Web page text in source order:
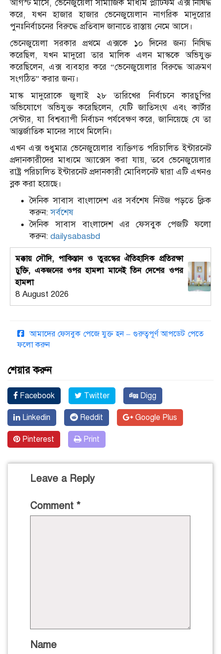
আগস্ট মাসে, ভেনেজুয়েলা সামাজিক মাধ্যম প্ল্যাটফর্ম এক্স নিষিদ্ধ
করে, যখন হাজার হাজার ভেনেজুয়েলান নাগরিক মাদুরোর
পুনঃনির্বাচনের বিরুদ্ধে প্রতিবাদ জানাতে রাস্তায় নেমে আসে।
ভেনেজুয়েলা সরকার প্রথমে এক্সকে ১০ দিনের জন্য নিষিদ্ধ
করেছিল, যখন মাদুরো তার মালিক এলন মাস্ককে অভিযুক্ত
করেছিলেন, এক্স ব্যবহার করে “ভেনেজুয়েলার বিরুদ্ধে আক্রমণ
সংগঠিত” করার জন্য।
মাস্ক মাদুরোকে জুলাই ২৮ তারিখের নির্বাচনে কারচুপির
অভিযোগে অভিযুক্ত করেছিলেন, যেটি জাতিসংঘ এবং কার্টার
সেন্টার, যা বিশ্বব্যাপী নির্বাচন পর্যবেক্ষণ করে, জানিয়েছে যে তা
আন্তর্জাতিক মানের সাথে মিলেনি।
এখন এক্স শুধুমাত্র ভেনেজুয়েলার ব্যক্তিগত পরিচালিত ইন্টারনেট
প্রদানকারীদের মাধ্যমে অ্যাক্সেস করা যায়, তবে ভেনেজুয়েলার
রাষ্ট্র পরিচালিত ইন্টারনেট প্রদানকারী মোবিলনেট দ্বারা এটি এখনও
ব্লক করা হয়েছে।
দৈনিক সাবাস বাংলাদেশ এর সর্বশেষ নিউজ পড়তে ক্লিক
করুন:সর্বশেষ
দৈনিক সাবাস বাংলাদেশ এর ফেসবুক পেজটি ফলো
করুন: dailysabasbd
মক্কায় সৌদি, পাকিস্তান ও তুরস্কের ঐতিহাসিক প্রতিরক্ষা
চুক্তি, একজনের ওপর হামলা মানেই তিন দেশের ওপর
হামলা
8 August 2026
আমাদের ফেসবুক পেজে যুক্ত হন – গুরুত্বপূর্ণ আপডেট পেতে
ফলো করুন
শেয়ার করুন
Facebook Twitter Digg
Linkedin Reddit Google Plus
Pinterest Print
Leave a Reply
Comment *
Name